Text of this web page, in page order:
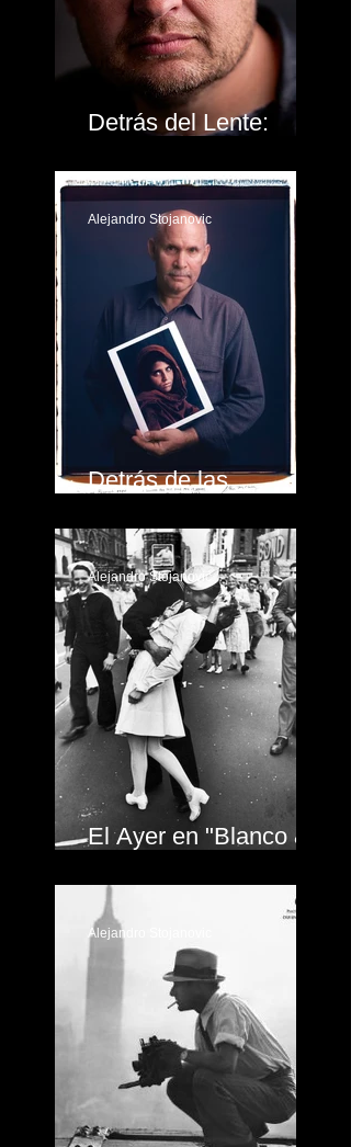
Detrás del Lente:
Detrás de las
Alejandro Stojanovic
El Ayer en "Blanco &
Alejandro Stojanovic
Alejandro Stojanovic